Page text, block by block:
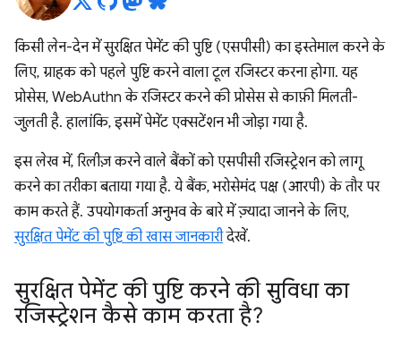
किसी लेन-देन में सुरक्षित पेमेंट की पुष्टि (एसपीसी) का इस्तेमाल करने के
लिए, ग्राहक को पहले पुष्टि करने वाला टूल रजिस्टर करना होगा. यह
प्रोसेस, WebAuthn के रजिस्टर करने की प्रोसेस से काफ़ी मिलती-
जुलती है. हालांकि, इसमें पेमेंट एक्सटेंशन भी जोड़ा गया है.
इस लेख में, रिलीज़ करने वाले बैंकों को एसपीसी रजिस्ट्रेशन को लागू
करने का तरीका बताया गया है. ये बैंक, भरोसेमंद पक्ष (आरपी) के तौर पर
काम करते हैं. उपयोगकर्ता अनुभव के बारे में ज़्यादा जानने के लिए,
सुरक्षित पेमेंट की पुष्टि की खास जानकारीदेखें.
सुरक्षित पेमेंट की पुष्टि करने की सुविधा का
रजिस्ट्रेशन कैसे काम करता है?